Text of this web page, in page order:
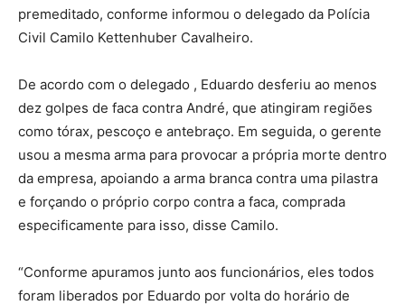
premeditado, conforme informou o delegado da Polícia
Civil Camilo Kettenhuber Cavalheiro.
De acordo com o delegado , Eduardo desferiu ao menos
dez golpes de faca contra André, que atingiram regiões
como tórax, pescoço e antebraço. Em seguida, o gerente
usou a mesma arma para provocar a própria morte dentro
da empresa, apoiando a arma branca contra uma pilastra
e forçando o próprio corpo contra a faca, comprada
especificamente para isso, disse Camilo.
“Conforme apuramos junto aos funcionários, eles todos
foram liberados por Eduardo por volta do horário de